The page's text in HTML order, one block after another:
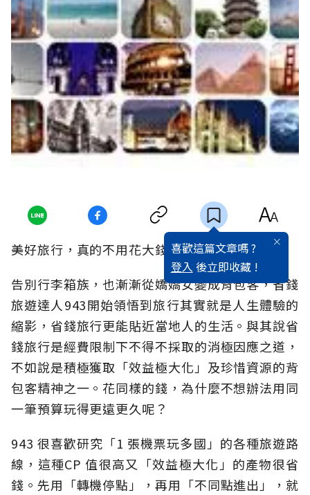
喜歡這篇文章嗎 ?
登入 後立即收藏 !
美好旅行，真的不用花大錢！
告別行李箱族，也漸漸從嬌嬌女變成背包客，省錢
旅遊達人943開始領悟到旅行其實就是人生體驗的
縮影，省錢旅行更能貼近當地人的生活。與其說省
錢旅行是經費限制下不得不採取的消極因應之道，
不如說是積極獲取「效益極大化」及珍惜資源的背
包客精神之一。花同樣的錢，為什麼不想辦法用同
一筆預算玩得更遠更久呢？
943 很喜歡研究「1 張機票玩多國」的各種旅遊路
線，這種CP 值很高又「效益極大化」的產物很省
錢。先用「轉機停點」，再用「不同點進出」，就